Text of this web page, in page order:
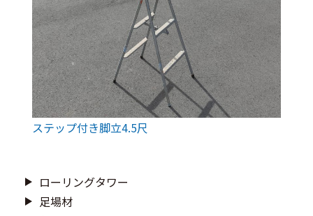
ステップ付き脚立4.5尺
ローリングタワー
足場材